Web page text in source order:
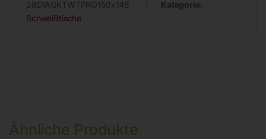
28DIAGKTWTPRO150x148
Kategorie:
Schweißtische
Ähnliche Produkte